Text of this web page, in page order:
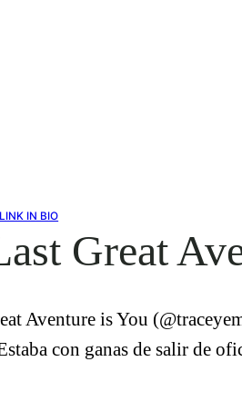
LINK IN BIO
Great
Aventure is You
con ganas de salir de